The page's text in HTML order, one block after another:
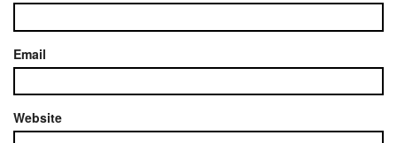
Email
Website